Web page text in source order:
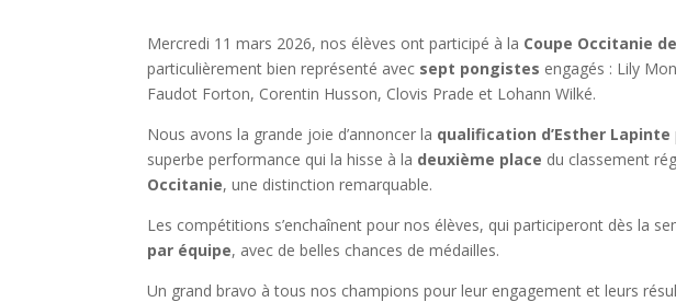
Mercredi 11 mars 2026, nos élèves ont participé à la Coupe Occitanie
particulièrement bien représenté avec sept pongistes engagés : Lily
Faudot Forton, Corentin Husson, Clovis Prade et Lohann Wilké.
Nous avons la grande joie d’annoncer la qualification d’Esther Lapinte
superbe performance qui la hisse à la deuxième place du classement
Occitanie, une distinction remarquable.
Les compétitions s’enchaînent pour nos élèves, qui participeront dès la
par équipe, avec de belles chances de médailles.
Un grand bravo à tous nos champions pour leur engagement et leurs